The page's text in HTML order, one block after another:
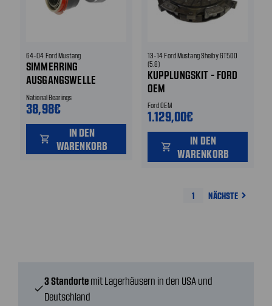
64-04 Ford Mustang
SIMMERRING
AUSGANGSWELLE
AUTOMATIKGETRIEBE -
MIT LAGER - C4 / T-10 /
T5 / 3550 / AOD
National Bearings
38,98€
shopping_cart
IN DEN
WARENKORB
13-14 Ford Mustang Shelby GT500
(5.8)
KUPPLUNGSKIT - FORD
OEM
Ford OEM
1.129,00€
shopping_cart
IN DEN
WARENKORB
1 NÄCHSTE navigate_next
check
3 Standorte mit Lagerhäusern in den USA und
Deutschland